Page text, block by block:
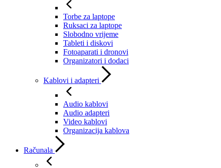
Torbe za laptope
Ruksaci za laptope
Slobodno vrijeme
Tableti i diskovi
Fotoaparati i dronovi
Organizatori i dodaci
Kablovi i adapteri
Audio kablovi
Audio adapteri
Video kablovi
Organizacija kablova
Računala